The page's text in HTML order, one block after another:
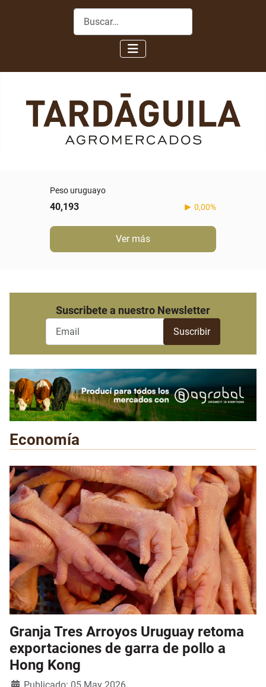
Buscar
Real
5,088 -0,60%
Ver más
Suscribete a nuestro Newsletter
Economía
Granja Tres Arroyos Uruguay retoma
exportaciones de garra de pollo a
Hong Kong
Detalles